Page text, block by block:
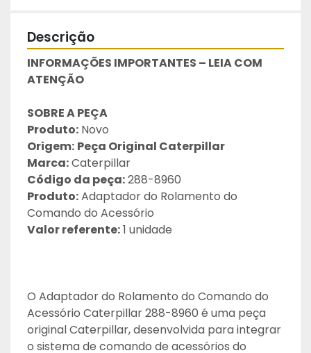
Descrição
INFORMAÇÕES IMPORTANTES – LEIA COM
ATENÇÃO
SOBRE A PEÇA
Produto: Novo
Origem: Peça Original Caterpillar
Marca: Caterpillar
Código da peça: 288-8960
Produto: Adaptador do Rolamento do
Comando do Acessório
Valor referente: 1 unidade
O Adaptador do Rolamento do Comando do
Acessório Caterpillar 288-8960 é uma peça
original Caterpillar, desenvolvida para integrar
o sistema de comando de acessórios do